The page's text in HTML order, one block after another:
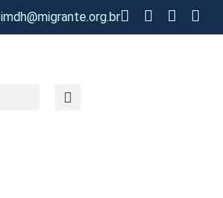
imdh@migrante.org.br